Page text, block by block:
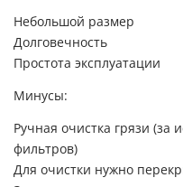
Небольшой размер
Долговечность
Простота эксплуатации
Минусы:
Ручная очистка грязи
фильтров)
Для очистки нужно